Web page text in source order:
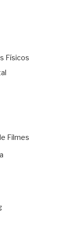
Físicos
Filmes